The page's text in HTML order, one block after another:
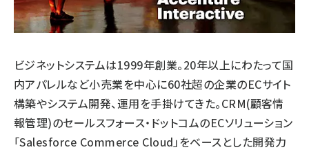
ビジネットシステムは1999年創業。20年以上にわたって国
内アパレルなど小売業を中心に60社超の企業のECサイト
構築やシステム開発、運用を手掛けてきた。CRM(顧客情
報管理)のセールスフォース・ドットコムのECソリューション
「Salesforce Commerce Cloud」をベースとした開発力